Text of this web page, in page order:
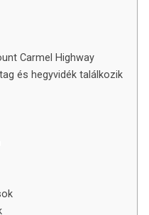
Carmel Highway
és hegyvidék találkozik